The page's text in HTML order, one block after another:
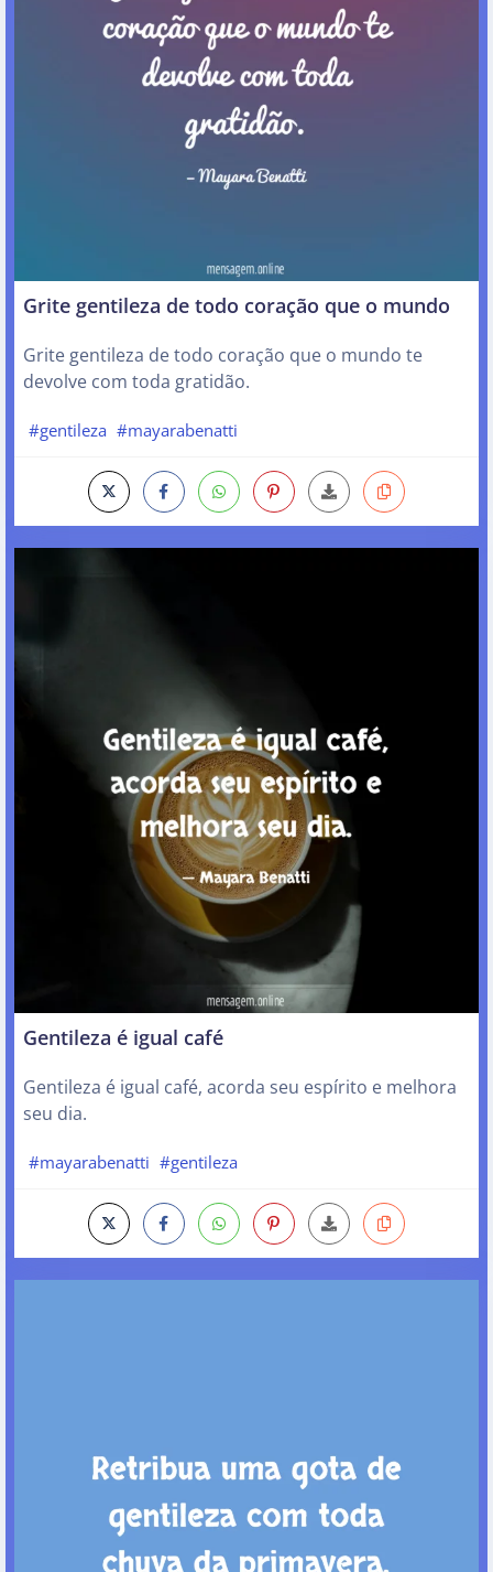
Grite gentileza de todo coração que o mundo
Grite gentileza de todo coração que o mundo te
devolve com toda gratidão.
#gentileza #mayarabenatti
Gentileza é igual café
Gentileza é igual café, acorda seu espírito e melhora
seu dia.
#mayarabenatti #gentileza